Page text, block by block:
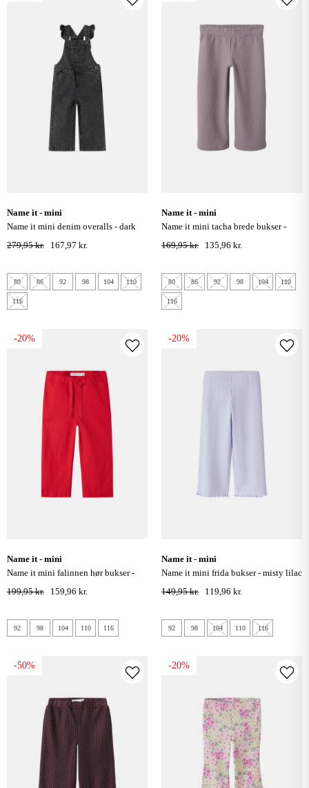
name it - mini
name it mini denim overalls - dark
grey denim
279,95 kr. 167,97 kr.
80 86 92 98 104 110
116
name it - mini
name it mini tacha brede bukser -
elderberry
169,95 kr. 135,96 kr.
80 86 92 98 104 110
116
-20%
name it - mini
name it mini falinnen hør bukser -
chinese red
199,95 kr. 159,96 kr.
92 98 104 110 116
-20%
name it - mini
name it mini frida bukser - misty lilac
149,95 kr.
119,96 kr.
92 98 104 110 116
-50% -20%